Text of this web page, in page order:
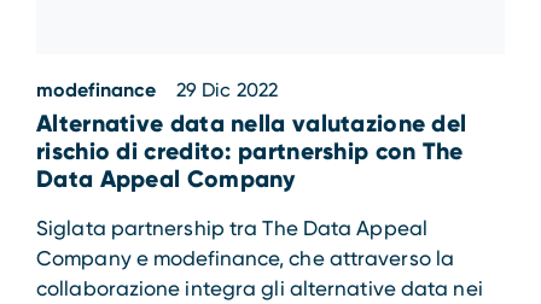
modefinance 29 Dic 2022
Alternative data nella valutazione del
rischio di credito: partnership con The
Data Appeal Company
Siglata partnership tra The Data Appeal
Company e modefinance, che attraverso la
collaborazione integra gli alternative data nei